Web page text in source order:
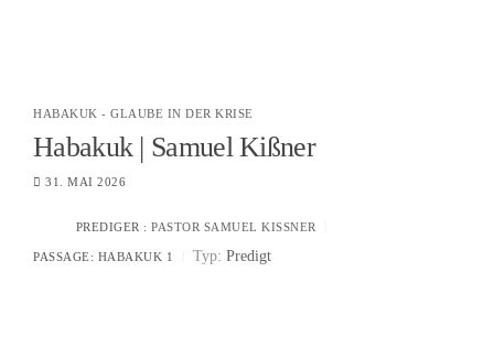
HABAKUK - GLAUBE IN DER KRISE
Habakuk | Samuel Kißner
31. MAI 2026
PREDIGER : PASTOR SAMUEL KISSNER
PASSAGE: HABAKUK 1 Typ: Predigt